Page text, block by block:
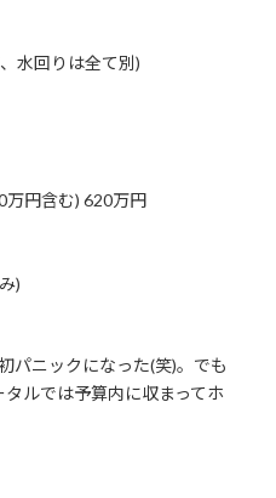
水回りは全て別)
万円含む) 620万円
)
パニックになった(笑)。でも
ルでは予算内に収まってホ